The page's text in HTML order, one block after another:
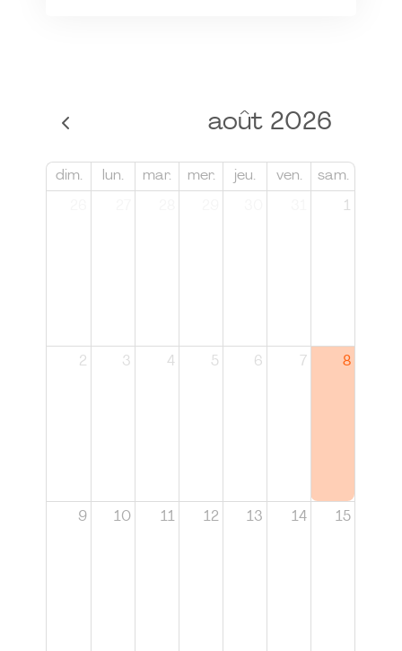
août 2026
dim. lun. mar. mer. jeu. ven. sam.
1
2 3 4 5 6 7 8
9 10 11 12 13 14 15